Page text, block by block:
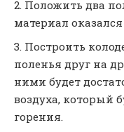
Положить два
материал
Построить
поленья друг на
ними будет
воздуха, который
горения.